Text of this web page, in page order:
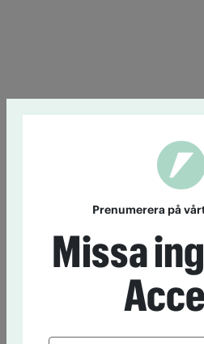
Prenumerera på
Missa